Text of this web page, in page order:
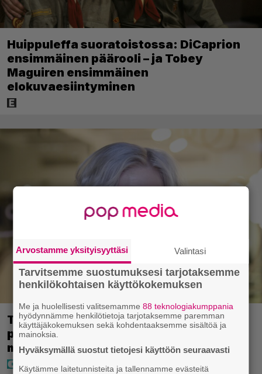
Huippuleffa suoratoistossa: DiCaprion
ensimmäinen päärooli – ja Tobey
Maguiren ensimmäinen
elokuvaesiintyminen
Tältä näyttää Vappu Pimiän
perhelomalla Portugalissa – ”Kaunis
mekko”
Arvostamme yksityisyyttäsi Valintasi
Tarvitsemme suostumuksesi tarjotaksemme
henkilökohtaisen käyttökokemuksen
Me ja huolellisesti valitsemamme88 teknologiakumppania
hyödynnämme henkilötietoja tarjotaksemme paremman
käyttäjäkokemuksen sekä kohdentaaksemme sisältöä ja
mainoksia.
Hyväksymällä suostut tietojesi käyttöön seuraavasti
Käytämme laitetunnisteita ja tallennamme evästeitä